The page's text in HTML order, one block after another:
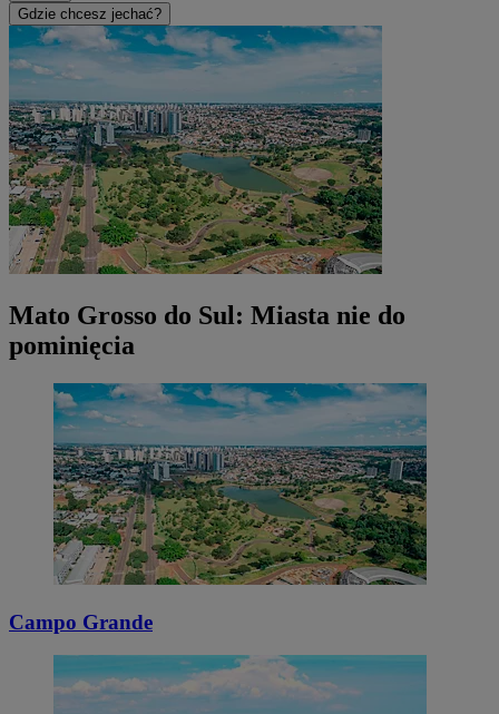
Gdzie chcesz jechać?
Mato Grosso do Sul: Miasta nie do
pominięcia
Campo Grande